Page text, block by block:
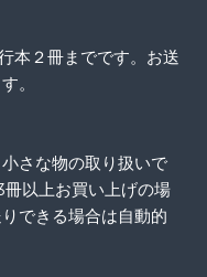
本２冊までです。お送
。
さな物の取り扱いで
以上お買い上げの場
できる場合は自動的